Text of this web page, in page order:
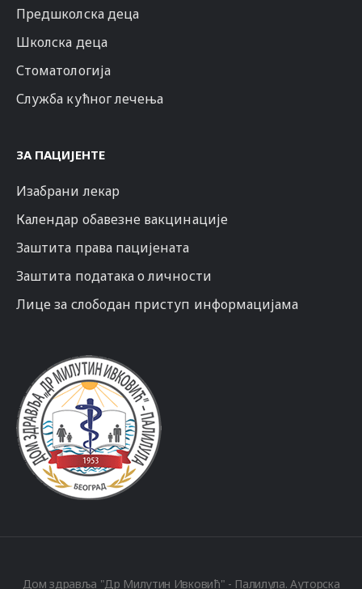
Предшколска деца
Школска деца
Стоматологија
Служба кућног лечења
ЗА ПАЦИЈЕНТЕ
Изабрани лекар
Календар обавезне вакцинације
Заштита права пацијената
Заштита података о личности
Лице за слободан приступ информацијама
Дом здравља "Др Милутин Ивковић" - Палилула. Ауторска